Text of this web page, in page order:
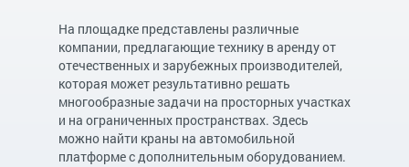
На площадке представлены различные
компании, предлагающие технику в аренду от
отечественных и зарубежных производителей,
которая может результативно решать
многообразные задачи на просторных участках
и на ограниченных пространствах. Здесь
можно найти краны на автомобильной
платформе с дополнительным оборудованием.